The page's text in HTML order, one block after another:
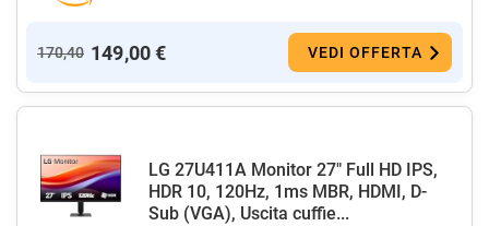
170,40 149,00 € VEDI OFFERTA
LG 27U411A Monitor 27" Full HD IPS,
HDR 10, 120Hz, 1ms MBR, HDMI, D-
Sub (VGA), Uscita cuffie...